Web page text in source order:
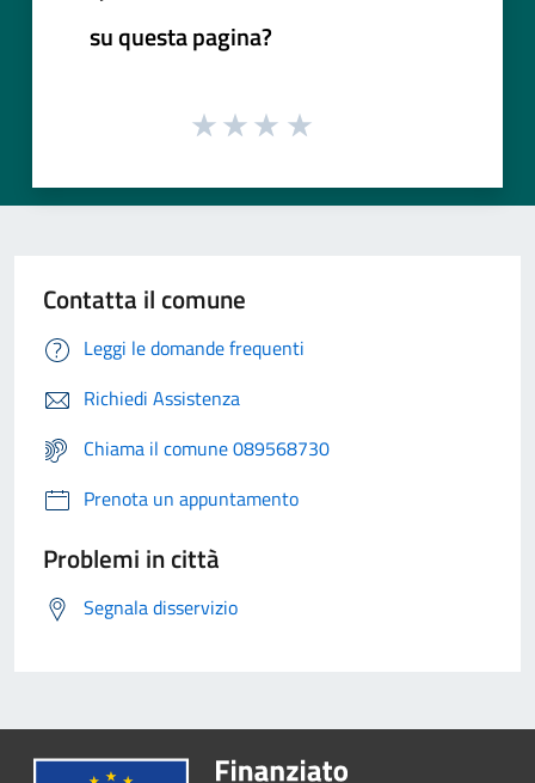
su questa pagina?
Contatta il comune
Leggi le domande frequenti
Richiedi Assistenza
Chiama il comune 089568730
Prenota un appuntamento
Problemi in città
Segnala disservizio